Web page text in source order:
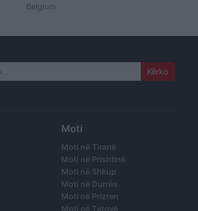
Belgium
Moti
Moti në Tiranë
Moti në Prishtinë
Moti në Shkup
Moti në Durrës
Moti në Prizren
Moti në Tetovë